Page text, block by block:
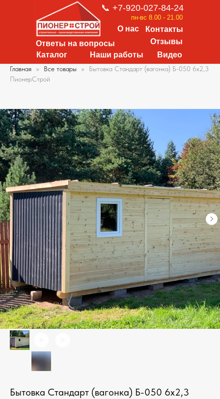
О нас
Ответы на вопросы
Каталог
Контакты
Наши работы Видео
Отзывы
📞 +7-920-027-84-24
пн-вс 8.00 - 21.00
Главная Все товары
Бытовка Стандарт (вагонка) Б-050 6х2,3
ПионерСтрой
Бытовка Стандарт (вагонка) Б-050 6х2,3